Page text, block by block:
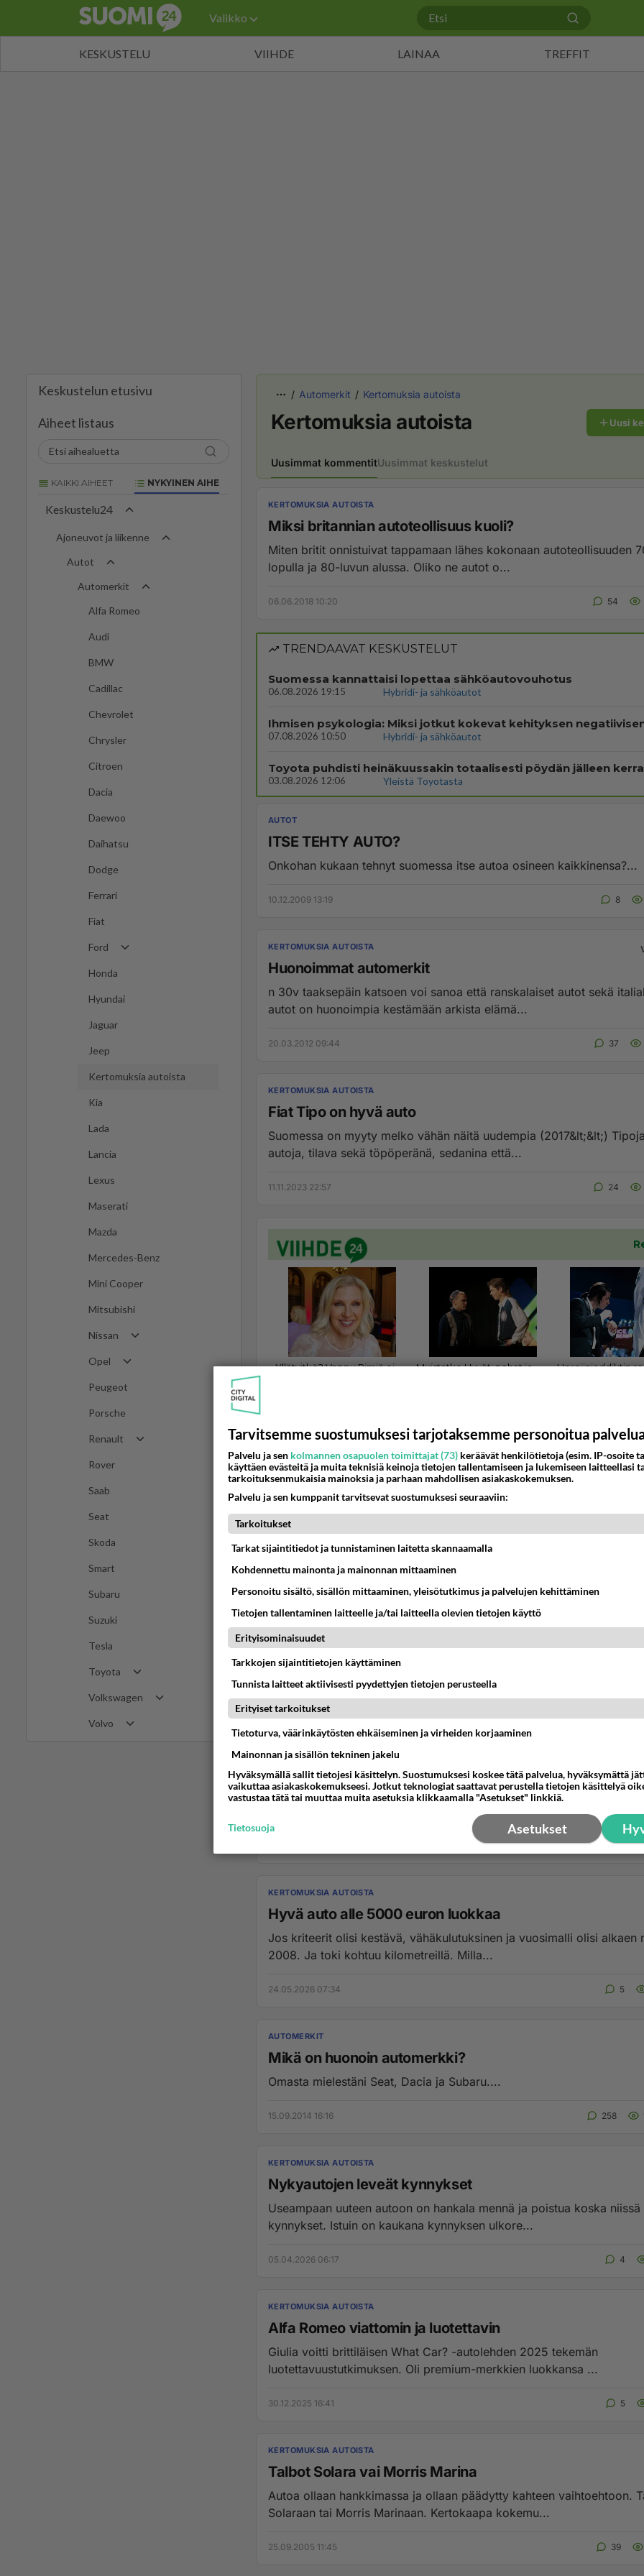
Valikko
KESKUSTELU VIIHDE LAINAA TREFFIT
Keskustelun etusivu
Aiheet listaus
KAIKKI AIHEET NYKYINEN AIHE
Keskustelu24
Ajoneuvot ja liikenne
Autot
Automerkit
Alfa Romeo
Audi
BMW
Cadillac
Chevrolet
Chrysler
Citroen
Dacia
Daewoo
Daihatsu
Dodge
Ferrari
Fiat
Ford
Honda
Hyundai
Jaguar
Jeep
Kertomuksia autoista
Kia
Lada
Lancia
Lexus
Maserati
Mazda
Mercedes-Benz
Mini Cooper
Mitsubishi
Nissan
Opel
Peugeot
Porsche
Renault
Rover
Saab
Seat
Skoda
Smart
Subaru
Suzuki
Tesla
Toyota
Volkswagen
Volvo
Automerkit Kertomuksia autoista
Kertomuksia autoista Uusi
Uusimmat kommentitUusimmat keskustelut
KERTOMUKSIA AUTOISTA
Miksi britannian autoteollisuus kuoli?
Miten britit onnistuivat tappamaan lähes kokonaan autoteollisuuden
lopulla ja 80-luvun alussa. Oliko ne autot o...
06.06.2018 10:20 54
TRENDAAVAT KESKUSTELUT
Suomessa kannattaisi lopettaa sähköautovouhotus
06.08.2026 19:15 Hybridi- ja sähköautot
07.08.2026 10:50 Hybridi- ja sähköautot
03.08.2026 12:06 Yleistä Toyotasta
AUTOT
ITSE TEHTY AUTO?
Onkohan kukaan tehnyt suomessa itse autoa osineen kaikkinensa?...
10.12.2009 13:19 8
KERTOMUKSIA AUTOISTA
Huonoimmat automerkit
n 30v taaksepäin katsoen voi sanoa että ranskalaiset autot sekä
autot on huonoimpia kestämään arkista elämä...
20.03.2012 09:44 37
KERTOMUKSIA AUTOISTA
Fiat Tipo on hyvä auto
Suomessa on myyty melko vähän näitä uudempia (2017&lt;&lt;) Tipoja. Hyviä
autoja, tilava sekä töpöperänä, sedanina että...
11.11.2023 22:57 24
KERTOMUKSIA AUTOISTA
kahen litran ohc turbo kolomosen kautta nelosen
sierra jättää sen. Vakio femma 6.3 sekunttiin nollasta sataan, 3.6
Kahen litran turbo 16 venttiilinen vet...
25.12.2008 15:20
KERTOMUKSIA AUTOISTA
Hyvä auto alle 5000 euron luokkaa
Jos kriteerit olisi kestävä, vähäkulutuksinen ja vuosimalli olisi alkaen noin
2008. Ja toki kohtuu kilometreillä. Milla...
24.05.2026 07:34 5
AUTOMERKIT
Mikä on huonoin automerkki?
Omasta mielestäni Seat, Dacia ja Subaru....
15.09.2014 16:16 258
KERTOMUKSIA AUTOISTA
Nykyautojen leveät kynnykset
Useampaan uuteen autoon on hankala mennä ja poistua koska
kynnykset. Istuin on kaukana kynnyksen ulkore...
05.04.2026 06:17 4
KERTOMUKSIA AUTOISTA
Alfa Romeo viattomin ja luotettavin
Giulia voitti brittiläisen What Car? -autolehden 2025 tekemän
luotettavuustutkimuksen. Oli premium-merkkien luokkansa ...
30.12.2025 16:41 5
KERTOMUKSIA AUTOISTA
Talbot Solara vai Morris Marina
Autoa ollaan hankkimassa ja ollaan päädytty kahteen vaihtoehtoon.
Solaraan tai Morris Marinaan. Kertokaapa kokemu...
25.09.2005 11:45 39
Tarvitsemme suostumuksesi tarjotaksemme personoitua
Palvelu ja sen kolmannen osapuolen toimittajat (73) keräävät henkilötietoja (esim. IP-osoite
käyttäen evästeitä ja muita teknisiä keinoja tietojen tallentamiseen ja lukemiseen laitteellasi
tarkoituksenmukaisia mainoksia ja parhaan mahdollisen asiakaskokemuksen.
Palvelu ja sen kumppanit tarvitsevat suostumuksesi seuraaviin:
Tarkoitukset
Tarkat sijaintitiedot ja tunnistaminen laitetta skannaamalla
Kohdennettu mainonta ja mainonnan mittaaminen
Personoitu sisältö, sisällön mittaaminen, yleisötutkimus ja palvelujen kehittäminen
Tietojen tallentaminen laitteelle ja/tai laitteella olevien tietojen käyttö
Erityisominaisuudet
Tarkkojen sijaintitietojen käyttäminen
Tunnista laitteet aktiivisesti pyydettyjen tietojen perusteella
Erityiset tarkoitukset
Tietoturva, väärinkäytösten ehkäiseminen ja virheiden korjaaminen
Mainonnan ja sisällön tekninen jakelu
Hyväksymällä sallit tietojesi käsittelyn. Suostumuksesi koskee tätä palvelua, hyväksymättä
vaikuttaa asiakaskokemukseesi. Jotkut teknologiat saattavat perustella tietojen käsittelyä
vastustaa tätä tai muuttaa muita asetuksia klikkaamalla "Asetukset" linkkiä.
Asetukset
Tietosuoja